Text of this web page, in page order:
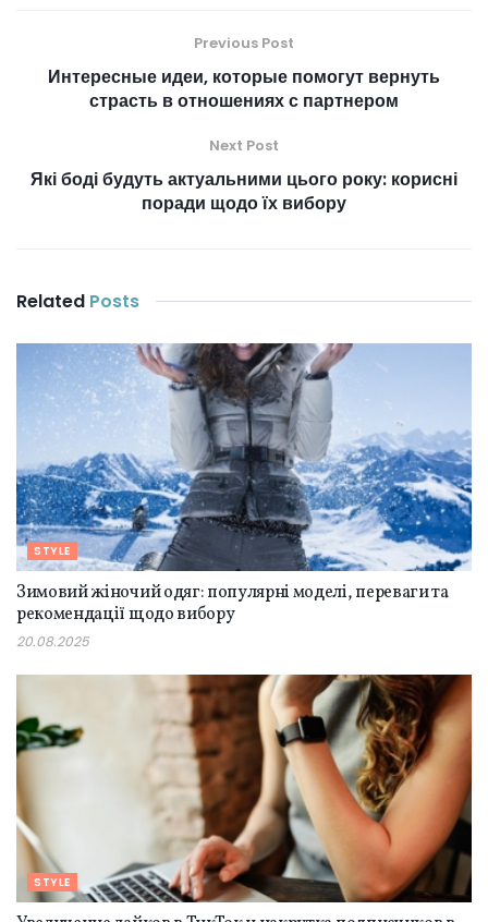
Previous Post
Интересные идеи, которые помогут вернуть
страсть в отношениях с партнером
Next Post
Які боді будуть актуальними цього року: корисні
поради щодо їх вибору
Related Posts
STYLE
Зимовий жіночий одяг: популярні моделі, переваги та
рекомендації щодо вибору
20.08.2025
STYLE